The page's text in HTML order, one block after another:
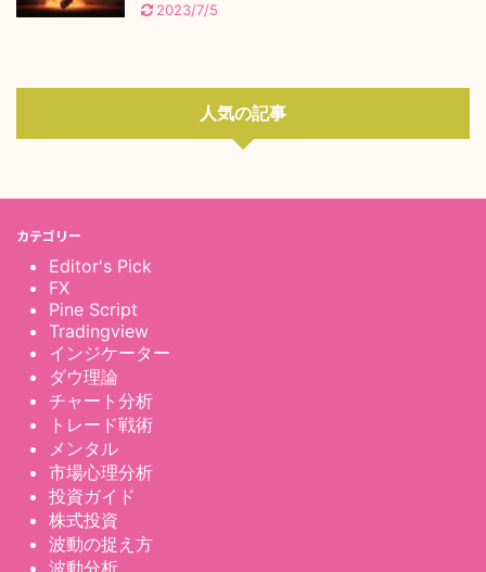
2023/7/5
人気の記事
カテゴリー
Editor's Pick
FX
Pine Script
Tradingview
インジケーター
ダウ理論
チャート分析
トレード戦術
メンタル
市場心理分析
投資ガイド
株式投資
波動の捉え方